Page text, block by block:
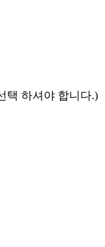
택 하셔야 합니다.)